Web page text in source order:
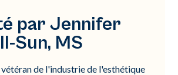
par Jennifer
Sun, MS
vétéran de l'industrie de l'esthétique